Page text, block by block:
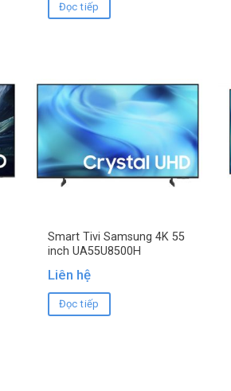
Đọc tiếp
Smart Tivi Samsung 4K 55
inch UA55U8500H
Liên hệ
Đọc tiếp